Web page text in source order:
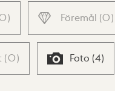
) Föremål (0)
(0) Foto (4)